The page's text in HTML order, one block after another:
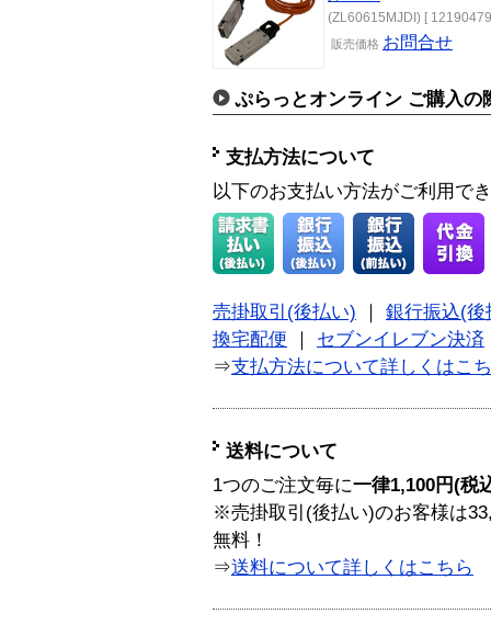
(ZL60615MJDI) [
販売価格 お問合せ
ぷらっとオンライン ご購入の
支払方法について
以下のお支払い方法がご利用で
売掛取引(後払い)
銀行振込(後
換宅配便
セブンイレブン決済
⇒支払方法について詳しくはこ
送料について
1つのご注文毎に一律1,100円(税
※売掛取引(後払い)のお客様は
無料！
⇒送料について詳しくはこちら